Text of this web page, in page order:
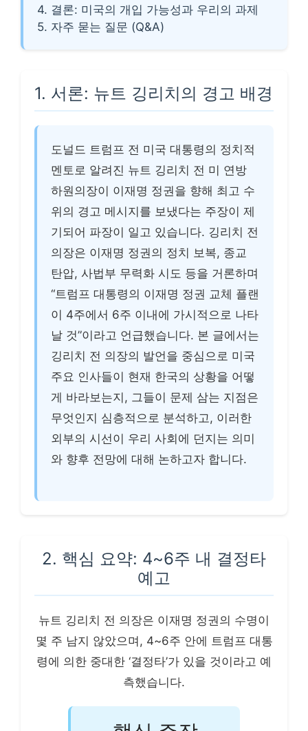
4. 결론: 미국의 개입 가능성과 우리의 과제
5. 자주 묻는 질문 (Q&A)
1. 서론: 뉴트 깅리치의 경고 배경
도널드 트럼프 전 미국 대통령의 정치적
멘토로 알려진 뉴트 깅리치 전 미 연방
하원의장이 이재명 정권을 향해 최고 수
위의 경고 메시지를 보냈다는 주장이 제
기되어 파장이 일고 있습니다. 깅리치 전
의장은 이재명 정권의 정치 보복, 종교
탄압, 사법부 무력화 시도 등을 거론하며
“트럼프 대통령의 이재명 정권 교체 플랜
이 4주에서 6주 이내에 가시적으로 나타
날 것”이라고 언급했습니다. 본 글에서는
깅리치 전 의장의 발언을 중심으로 미국
주요 인사들이 현재 한국의 상황을 어떻
게 바라보는지, 그들이 문제 삼는 지점은
무엇인지 심층적으로 분석하고, 이러한
외부의 시선이 우리 사회에 던지는 의미
와 향후 전망에 대해 논하고자 합니다.
2. 핵심 요약: 4~6주 내 결정타
예고
뉴트 깅리치 전 의장은 이재명 정권의 수명이
몇 주 남지 않았으며, 4~6주 안에 트럼프 대통
령에 의한 중대한 ‘결정타’가 있을 것이라고 예
측했습니다.